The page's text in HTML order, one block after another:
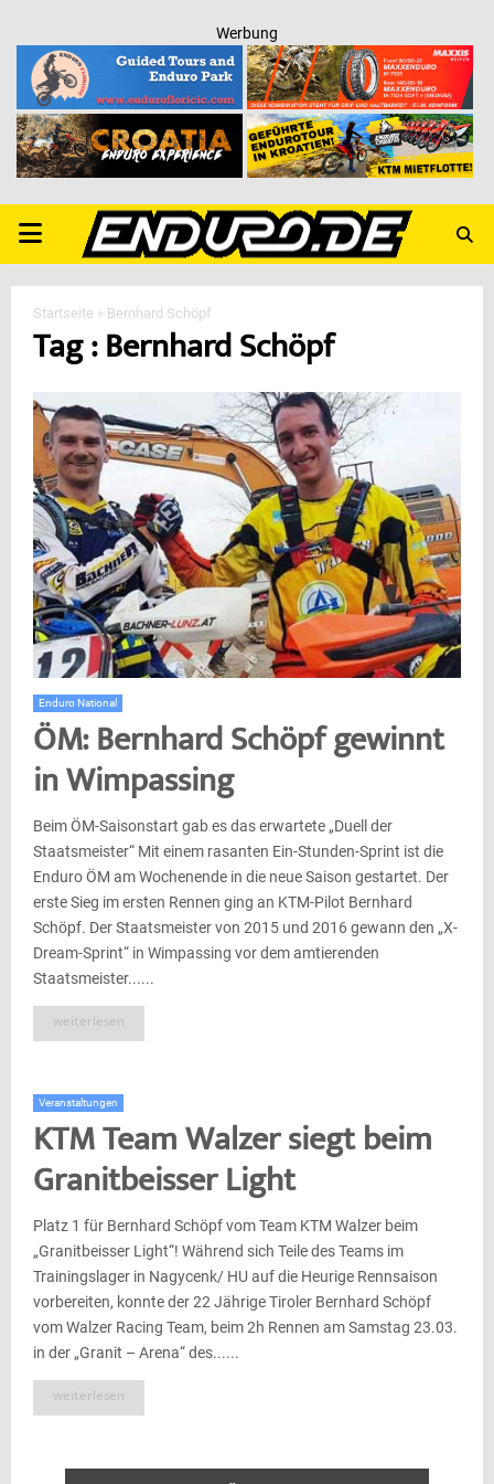
Werbung
PRIMARY
MENU
Startseite » Bernhard Schöpf
Tag : Bernhard Schöpf
Enduro National
ÖM: Bernhard Schöpf gewinnt
in Wimpassing
Beim ÖM-Saisonstart gab es das erwartete „Duell der
Staatsmeister“ Mit einem rasanten Ein-Stunden-Sprint ist die
Enduro ÖM am Wochenende in die neue Saison gestartet. Der
erste Sieg im ersten Rennen ging an KTM-Pilot Bernhard
Schöpf. Der Staatsmeister von 2015 und 2016 gewann den „X-
Dream-Sprint“ in Wimpassing vor dem amtierenden
Staatsmeister......
weiterlesen
Veranstaltungen
KTM Team Walzer siegt beim
Granitbeisser Light
Platz 1 für Bernhard Schöpf vom Team KTM Walzer beim
„Granitbeisser Light“! Während sich Teile des Teams im
Trainingslager in Nagycenk/ HU auf die Heurige Rennsaison
vorbereiten, konnte der 22 Jährige Tiroler Bernhard Schöpf
vom Walzer Racing Team, beim 2h Rennen am Samstag 23.03.
in der „Granit – Arena“ des......
weiterlesen